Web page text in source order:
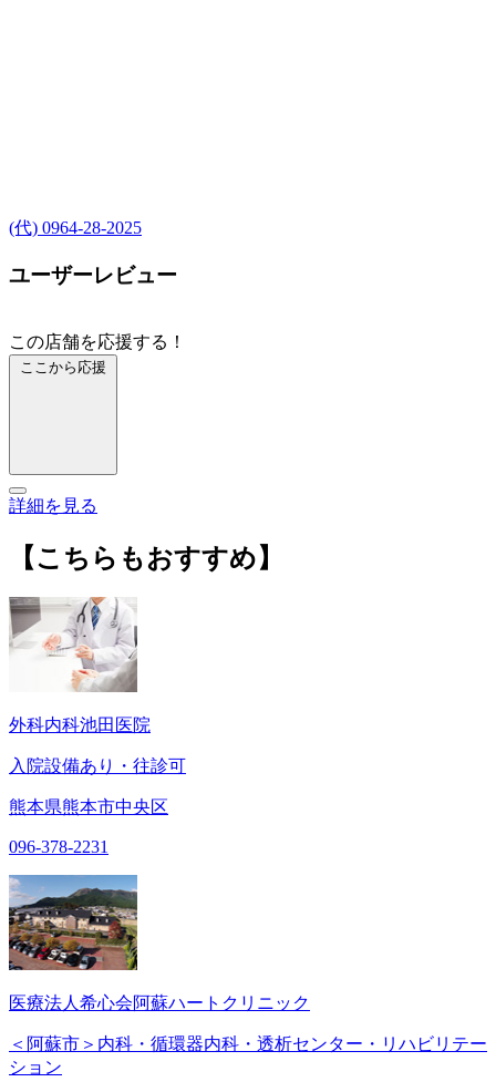
(代) 0964-28-2025
ユーザーレビュー
この店舗を応援する！
ここから応援
詳細を見る
【こちらもおすすめ】
外科内科池田医院
入院設備あり・往診可
熊本県熊本市中央区
096-378-2231
医療法人希心会阿蘇ハートクリニック
＜阿蘇市＞内科・循環器内科・透析センター・リハビリテー
ション